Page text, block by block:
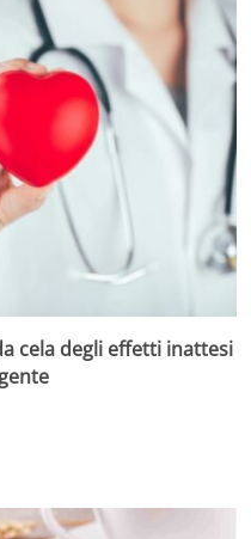
cela degli effetti inattesi